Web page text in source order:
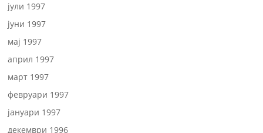
јули 1997
јуни 1997
мај 1997
април 1997
март 1997
февруари 1997
јануари 1997
декември 1996